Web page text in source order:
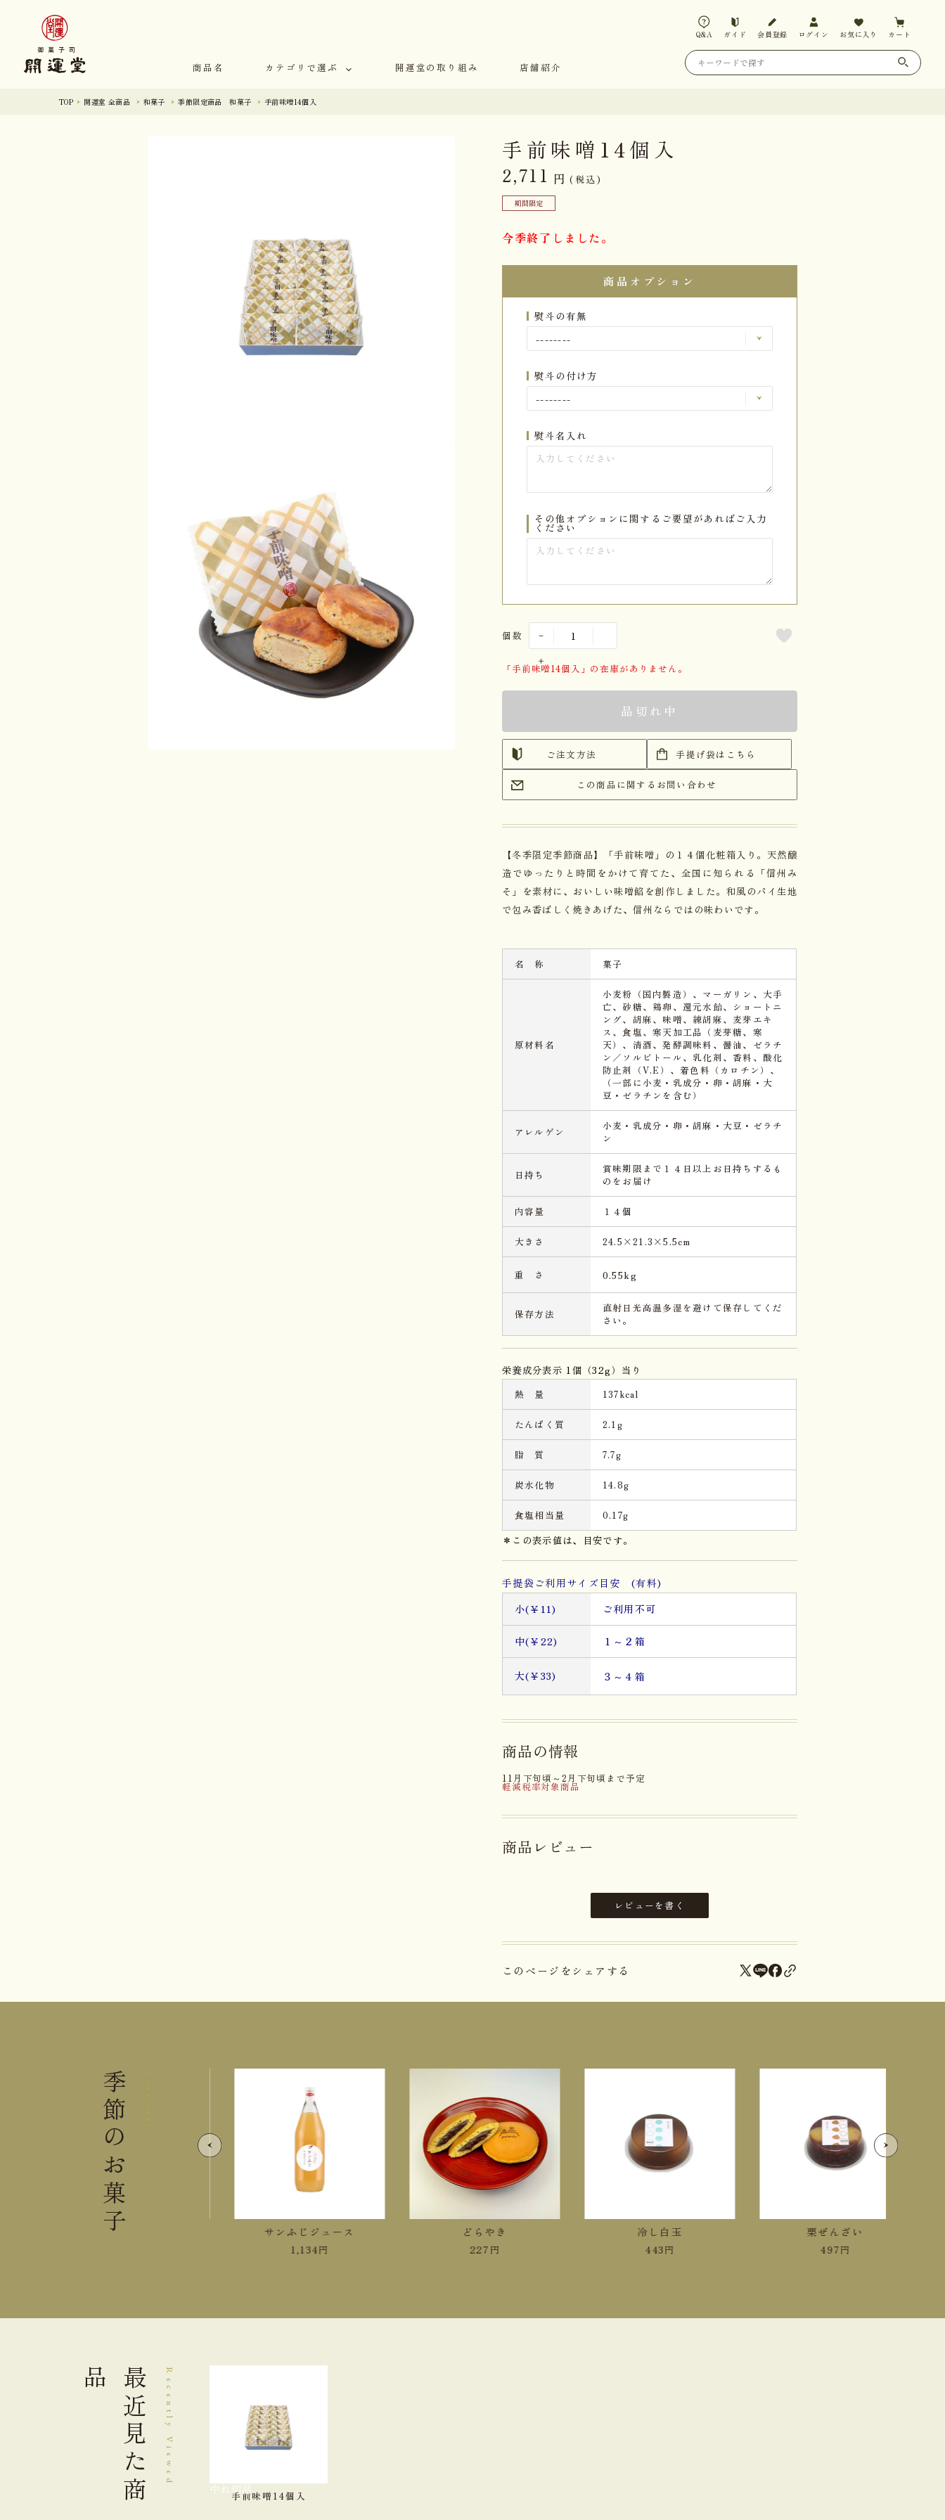
商品名 カテゴリで選ぶ 開運堂の取り組み 店舗紹介
Q&A ガイド 会員登録 ログイン お気に入り カート
TOP 開運堂 全商品 和菓子 季節限定商品 和菓子 手前味噌14個入
手前味噌14個入
2,711 円 (税込)
期間限定
今季終了しました。
商品オプション
熨斗の有無
熨斗の付け方
熨斗名入れ
その他オプションに関するご要望があればご入力
ください
個数
「手前味噌14個入」の在庫がありません。
品切れ中
ご注文方法 手提げ袋はこちら
この商品に関するお問い合わせ
【冬季限定季節商品】「手前味噌」の１４個化粧箱入り。天然醸
造でゆったりと時間をかけて育てた、全国に知られる「信州み
そ」を素材に、おいしい味噌餡を創作しました。和風のパイ生地
で包み香ばしく焼きあげた、信州ならではの味わいです。
名 称 菓子
原材料名
小麦粉（国内製造）、マーガリン、大手
亡、砂糖、鶏卵、還元水飴、ショートニ
ング、胡麻、味噌、練胡麻、麦芽エキ
ス、食塩、寒天加工品（麦芽糖、寒
天）、清酒、発酵調味料、醤油、ゼラチ
ン／ソルビトール、乳化剤、香料、酸化
防止剤（V.E）、着色料（カロチン）、
（一部に小麦・乳成分・卵・胡麻・大
豆・ゼラチンを含む）
アレルゲン
小麦・乳成分・卵・胡麻・大豆・ゼラチ
ン
日持ち
賞味期限まで１４日以上お日持ちするも
のをお届け
内容量 １４個
大きさ 24.5×21.3×5.5cm
重 さ 0.55kg
保存方法
直射日光高温多湿を避けて保存してくだ
さい。
栄養成分表示 1個（32g）当り
熱 量 137kcal
たんぱく質 2.1g
脂 質 7.7g
炭水化物 14.8g
食塩相当量 0.17g
＊この表示値は、目安です。
手提袋ご利用サイズ目安 (有料)
小(￥11)
ご利用不可
中(￥22) １～２箱
大(￥33) ３～４箱
商品の情報
11月下旬頃～2月下旬頃まで予定
軽減税率対象商品
商品レビュー
レビューを書く
このページをシェアする
Seasonal
季節の
お菓子
紅玉ジュース サンふじジュース
1,134 円
どらやき
円
冷し白玉
円
栗ぜんざい
円
Recently Viewed
最近見た
商
品
品切れ中 手前味噌14個入